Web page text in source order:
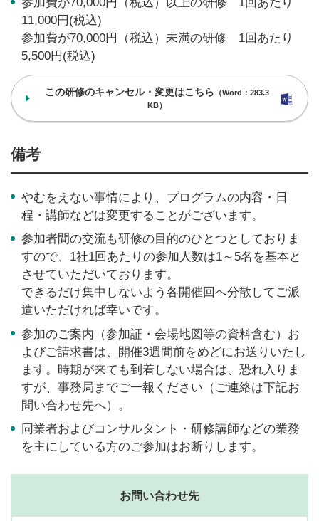
参加費が70,000円（税込）以上の研修 1回あたり
11,000円(税込)
参加費が70,000円（税込）未満の研修 1回あたり
5,500円(税込)
この研修のキャンセル・変更はこちら （Word：283.3
KB）
備考
やむをえない事情により、プログラムの内容・日
程・講師などは変更することがございます。
参加者間の交流も研修の目的のひとつとしておりま
すので、1社1回あたりの参加人数は1～5名を基本と
させていただいております。
できるだけ集中しないよう各開催回へ分散してご派
遣いただければ幸いです。
参加のご案内（参加証・会場地図等の資料含む）お
よびご請求書は、開催3週間前をめどにお送りいたし
ます。時期が来ても到着しない場合は、恐れ入りま
すが、事務局までご一報ください（ご連絡は下記お
問い合わせ先へ）。
同業者およびコンサルタント・研修講師などの業務
を主にしている方のご参加はお断りします。
お問い合わせ先